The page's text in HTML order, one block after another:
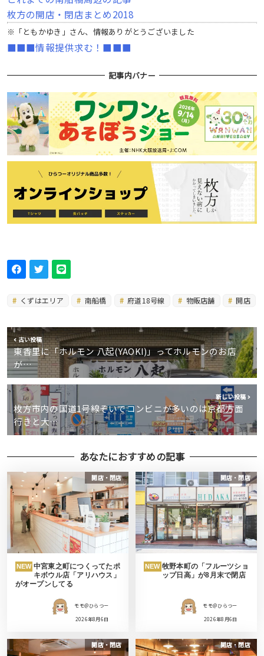
枚方の開店・閉店まとめ2018
※「ともかゆき」さん、情報ありがとうございました
■■■情報提供求む！■■■
記事内バナー
くずはエリア 南船橋 府道18号線 物販店舗 開店
古い投稿
東香里に「ホルモン 八起(YAOKI)」ってホルモンのお店
が…
新しい投稿
枚方市内の国道1号線ぞいでコンビニが多いのは京都方面
行きと大…
あなたにおすすめの記事
開店・閉店
NEW 中宮東之町につくってたポ
キボウル店「アリハウス」
がオープンしてる
モモ＠ひらつー
2026年8月6日
開店・閉店
NEW 牧野本町の「フルーツショ
ップ日高」が8月末で閉店
モモ＠ひらつー
2026年8月6日
開店・閉店 開店・閉店